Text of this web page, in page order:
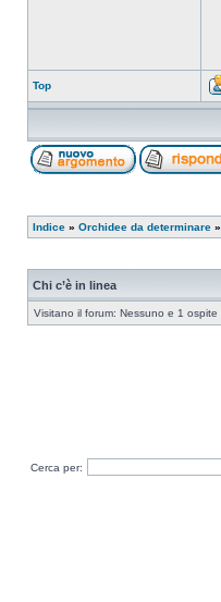
Top
Indice » Orchidee da determinare »
Chi c’è in linea
Visitano il forum: Nessuno e 1 ospite
Cerca per: